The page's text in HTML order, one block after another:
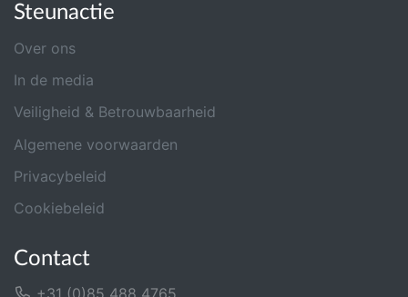
Steunactie
Over ons
In de media
Veiligheid & Betrouwbaarheid
Algemene voorwaarden
Privacybeleid
Cookiebeleid
Contact
+31 (0)85 488 4765